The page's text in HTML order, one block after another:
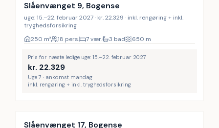
Slåenvænget 9, Bogense
uge: 15.–22. februar 2027 · kr. 22.329 · inkl. rengøring + inkl.
tryghedsforsikring
250 m² 18 pers. 7 vær. 3 bad 650 m
Pris for næste ledige uge: 15.–22. februar 2027
kr. 22.329
Uge 7 · ankomst mandag
inkl. rengøring + inkl. tryghedsforsikring
Inkl. rengøring
Slåenvænget 17, Bogense